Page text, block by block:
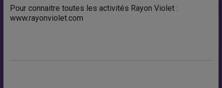
Pour connaitre toutes les activités Rayon Violet :
www.rayonviolet.com